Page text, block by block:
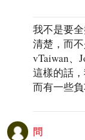
我不是要
清楚，而
vTaiwan、
這樣的話
而有一些負
問